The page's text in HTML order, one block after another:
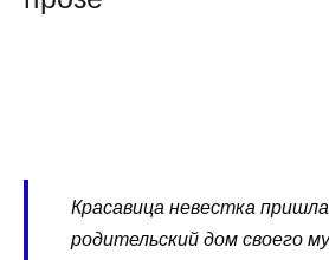
Красавица невестка
родительский дом своего